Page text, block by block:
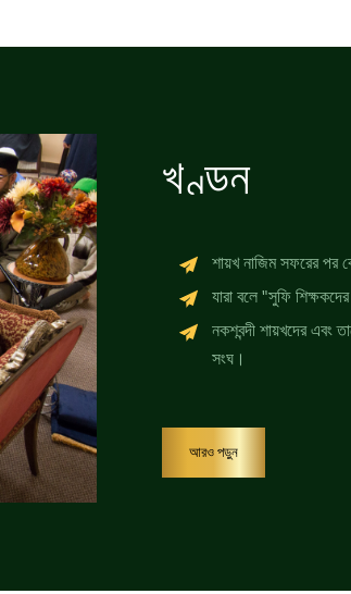
খণ্ডন
শায়খ নাজিম সফরের পর
যারা বলে "সুফি
নকশবন্দী শায়খদের এবং
সংঘ।
আরও পড়ুন